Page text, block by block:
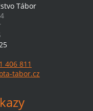
Tábor
406 811
tabor.cz